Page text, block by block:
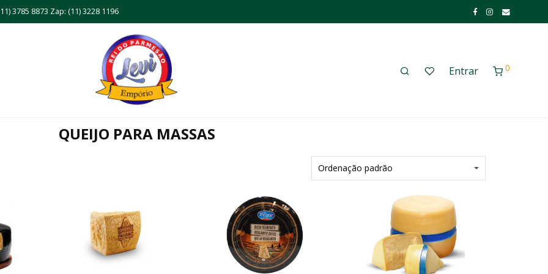
3785 8873 Zap: (11) 3228 1196
Entrar 0
QUEIJO PARA MASSAS